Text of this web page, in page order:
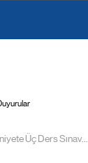
Üç Ders Sınav...